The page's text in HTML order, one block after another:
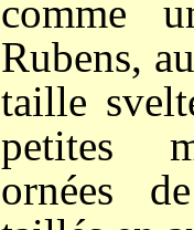
comme
Rubens,
taille
petites
ornées